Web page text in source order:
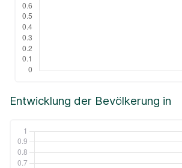
Entwicklung der Bevölkerung in